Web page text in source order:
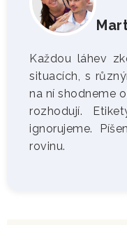
Každou láhev
situacích, s
na ní shodneme
rozhodují.
ignorujeme.
rovinu.